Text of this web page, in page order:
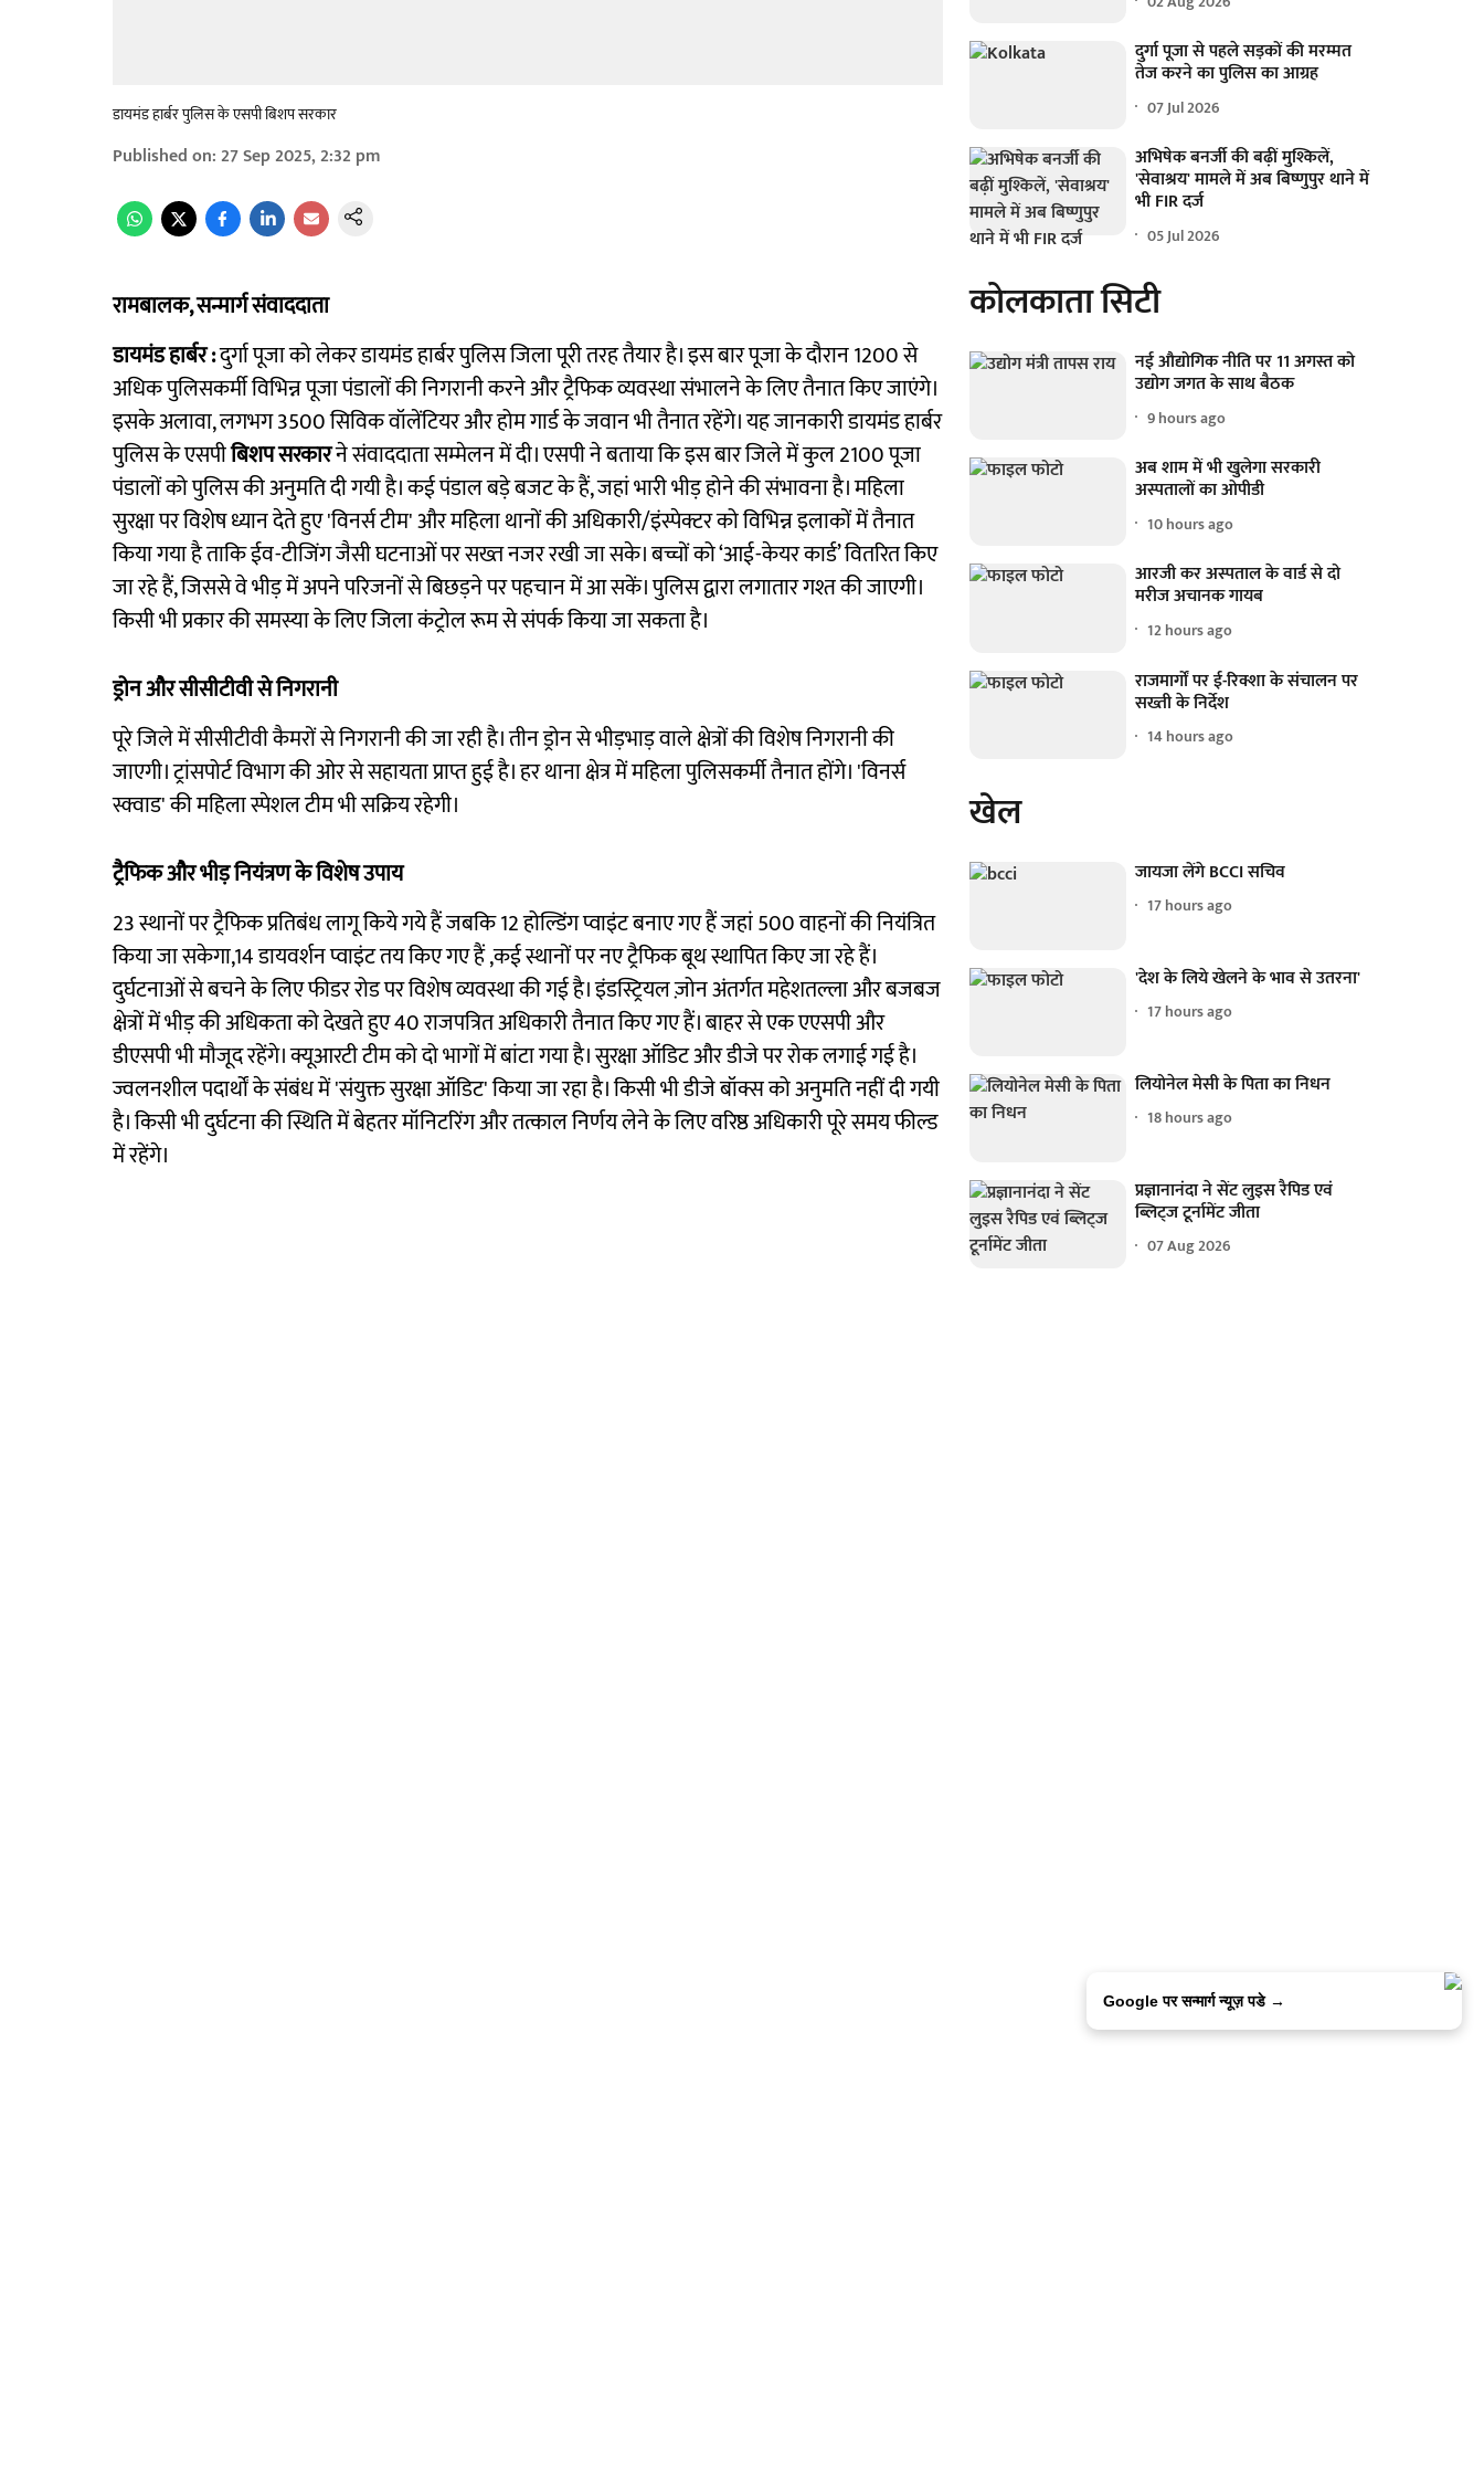
डायमंड हार्बर पुलिस के एसपी बिशप सरकार
Published on:27 Sep 2025, 2:32 pm
रामबालक, सन्मार्ग संवाददाता
डायमंड हार्बर :दुर्गा पूजा को लेकर डायमंड हार्बर पुलिस जिला पूरी तरह तैयार है। इस बार पूजा के दौरान 1200 से
अधिक पुलिसकर्मी विभिन्न पूजा पंडालों की निगरानी करने और ट्रैफिक व्यवस्था संभालने के लिए तैनात किए जाएंगे।
इसके अलावा, लगभग 3500 सिविक वॉलेंटियर और होम गार्ड के जवान भी तैनात रहेंगे। यह जानकारी डायमंड हार्बर
पुलिस के एसपीबिशप सरकारने संवाददाता सम्मेलन में दी। एसपी ने बताया कि इस बार जिले में कुल 2100 पूजा
पंडालों को पुलिस की अनुमति दी गयी है। कई पंडाल बड़े बजट के हैं, जहां भारी भीड़ होने की संभावना है। महिला
सुरक्षा पर विशेष ध्यान देते हुए 'विनर्स टीम' और महिला थानों की अधिकारी/इंस्पेक्टर को विभिन्न इलाकों में तैनात
किया गया है ताकि ईव-टीजिंग जैसी घटनाओं पर सख्त नजर रखी जा सके। बच्चों को ‘आई-केयर कार्ड’ वितरित किए
जा रहे हैं, जिससे वे भीड़ में अपने परिजनों से बिछड़ने पर पहचान में आ सकें। पुलिस द्वारा लगातार गश्त की जाएगी।
किसी भी प्रकार की समस्या के लिए जिला कंट्रोल रूम से संपर्क किया जा सकता है।
ड्रोन और सीसीटीवी से निगरानी
पूरे जिले में सीसीटीवी कैमरों से निगरानी की जा रही है। तीन ड्रोन से भीड़भाड़ वाले क्षेत्रों की विशेष निगरानी की
जाएगी। ट्रांसपोर्ट विभाग की ओर से सहायता प्राप्त हुई है। हर थाना क्षेत्र में महिला पुलिसकर्मी तैनात होंगे। 'विनर्स
स्क्वाड' की महिला स्पेशल टीम भी सक्रिय रहेगी।
ट्रैफिक और भीड़ नियंत्रण के विशेष उपाय
23 स्थानों पर ट्रैफिक प्रतिबंध लागू किये गये हैं जबकि 12 होल्डिंग प्वाइंट बनाए गए हैं जहां 500 वाहनों की नियंत्रित
किया जा सकेगा,14 डायवर्शन प्वाइंट तय किए गए हैं ,कई स्थानों पर नए ट्रैफिक बूथ स्थापित किए जा रहे हैं।
दुर्घटनाओं से बचने के लिए फीडर रोड पर विशेष व्यवस्था की गई है। इंडस्ट्रियल ज़ोन अंतर्गत महेशतल्ला और बजबज
क्षेत्रों में भीड़ की अधिकता को देखते हुए 40 राजपत्रित अधिकारी तैनात किए गए हैं। बाहर से एक एएसपी और
डीएसपी भी मौजूद रहेंगे। क्यूआरटी टीम को दो भागों में बांटा गया है। सुरक्षा ऑडिट और डीजे पर रोक लगाई गई है।
ज्वलनशील पदार्थों के संबंध में 'संयुक्त सुरक्षा ऑडिट' किया जा रहा है। किसी भी डीजे बॉक्स को अनुमति नहीं दी गयी
है। किसी भी दुर्घटना की स्थिति में बेहतर मॉनिटरिंग और तत्काल निर्णय लेने के लिए वरिष्ठ अधिकारी पूरे समय फील्ड
में रहेंगे।
दुर्गा पूजा से पहले सड़कों की मरम्मत
तेज करने का पुलिस का आग्रह
07 Jul 2026
अभिषेक बनर्जी की बढ़ीं मुश्किलें,
'सेवाश्रय' मामले में अब बिष्णुपुर थाने में
भी FIR दर्ज
05 Jul 2026
कोलकाता सिटी
नई औद्योगिक नीति पर 11 अगस्त को
उद्योग जगत के साथ बैठक
9 hours ago
अब शाम में भी खुलेगा सरकारी
अस्पतालों का ओपीडी
10 hours ago
आरजी कर अस्पताल के वार्ड से दो
मरीज अचानक गायब
12 hours ago
राजमार्गों पर ई-रिक्शा के संचालन पर
सख्ती के निर्देश
14 hours ago
खेल
जायजा लेंगे BCCI सचिव
17 hours ago
'देश के लिये खेलने के भाव से उतरना'
17 hours ago
लियोनेल मेसी के पिता का निधन
18 hours ago
प्रज्ञानानंदा ने सेंट लुइस रैपिड एवं
ब्लिट्ज टूर्नामेंट जीता
07 Aug 2026
Google पर सन्मार्ग न्यूज़ पडे →